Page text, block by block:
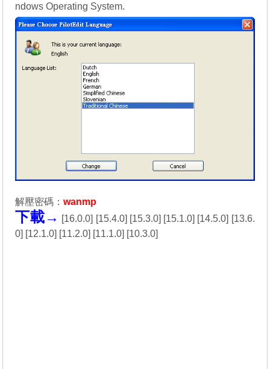
ndows Operating System.
解壓密碼：wanmp
下載→ [16.0.0] [15.4.0] [15.3.0] [15.1.0] [14.5.0] [13.6.
0] [12.1.0] [11.2.0] [11.1.0] [10.3.0]